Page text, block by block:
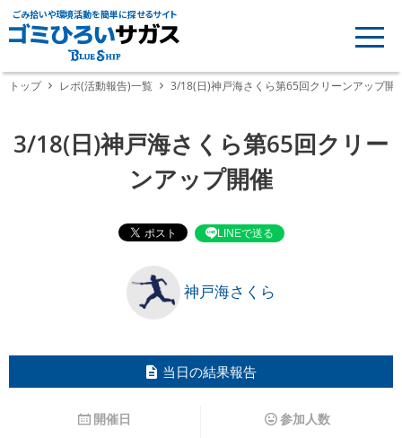
ごみ拾いや環境活動を簡単に探せるサイト
トップ レポ(活動報告)一覧 3/18(日)神戸海さくら第65回クリーンアップ開
3/18(日)神戸海さくら第65回クリー
ンアップ開催
LINEで送る
神戸海さくら
当日の結果報告
開催日 参加人数